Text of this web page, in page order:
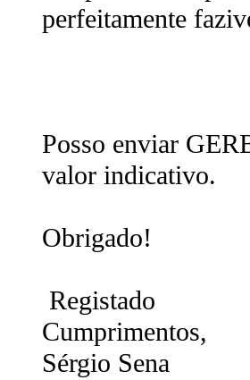
perfeitamente
Posso enviar
valor indicativo.
Obrigado!
Registado
Cumprimentos,
Sérgio Sena